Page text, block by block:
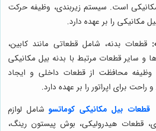
است. سیستم زیربندی، وظیفه حرکت
مکانیکی را بر عهده دارد.
قطعات بدنه، شامل قطعاتی مانند کابین،
و سایر قطعات مرتبط با بدنه بیل مکانیکی
وظیفه محافظت از قطعات داخلی و ایجاد
برای اپراتور را بر عهده دارد.
قطعات بیل مکانیکی کوماتسو شامل لوازم
قطعات هیدرولیکی، بوش پیستون رینگ،